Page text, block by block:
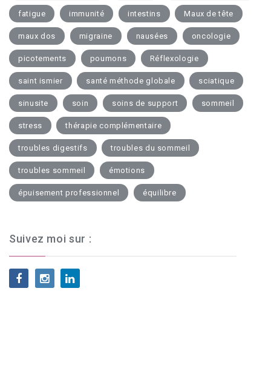
fatigue immunité intestins Maux de tête
maux dos migraine nausées oncologie
picotements poumons Réflexologie
saint ismier santé méthode globale sciatique
sinusite soin soins de support sommeil
stress thérapie complémentaire
troubles digestifs troubles du sommeil
troubles sommeil émotions
épuisement professionnel équilibre
Suivez moi sur :